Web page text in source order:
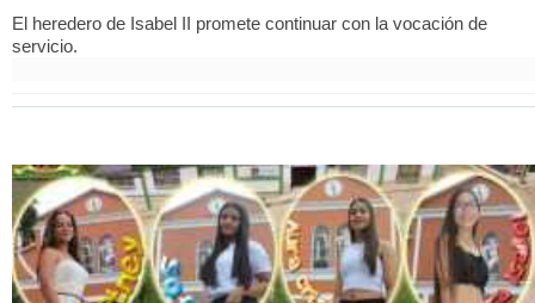
El heredero de Isabel II promete continuar con la vocación de
servicio.